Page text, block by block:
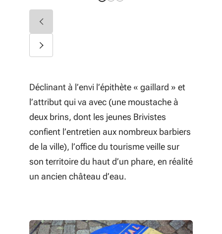
Déclinant à l’envi l’épithète « gaillard » et
l’attribut qui va avec (une moustache à
deux brins, dont les jeunes Brivistes
confient l’entretien aux nombreux barbiers
de la ville), l’office du tourisme veille sur
son territoire du haut d’un phare, en réalité
un ancien château d’eau.